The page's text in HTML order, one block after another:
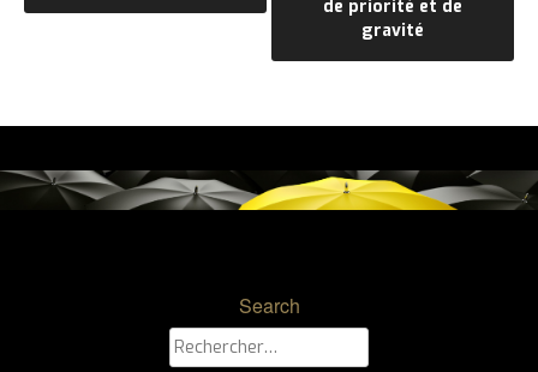
de priorité et de
gravité
Search
Rechercher :